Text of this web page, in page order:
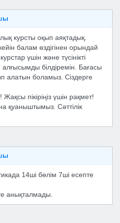
курсты оқып аяқтадық.
балам өздігінен орындай
үшін және түсінікті
білдіремін. Бағасы
алатын боламыз. Сіздерге
пікіріңіз үшін рақмет!
қуаныштымыз. Сәттілік
14ші бөлім 7ші есепте
анықталмады.